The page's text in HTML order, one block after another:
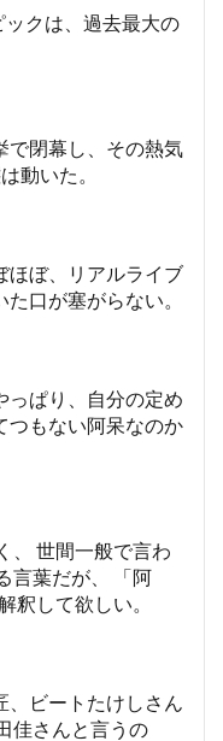
クは、過去最大の
で閉幕し、その熱気
動いた。
ほぼ、リアルライブ
口が塞がらない。
っぱり、自分の定め
つもない阿呆なのか
、 世間一般で言わ
言葉だが、 「阿
釈して欲しい。
ビートたけしさん
佳さんと言うの